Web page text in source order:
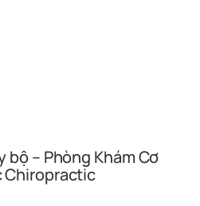
bộ – Phòng Khám Cơ
Chiropractic